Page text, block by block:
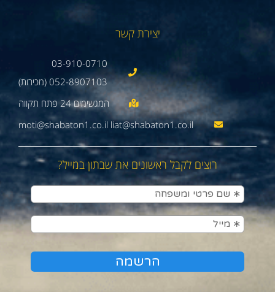
יצירת קשר
03-910-0710
052-8907103 (מכירות)
moti@shabaton1.co.il liat@shabaton1.co.il
רוצים לקבל ראשונים את שבתון במייל?